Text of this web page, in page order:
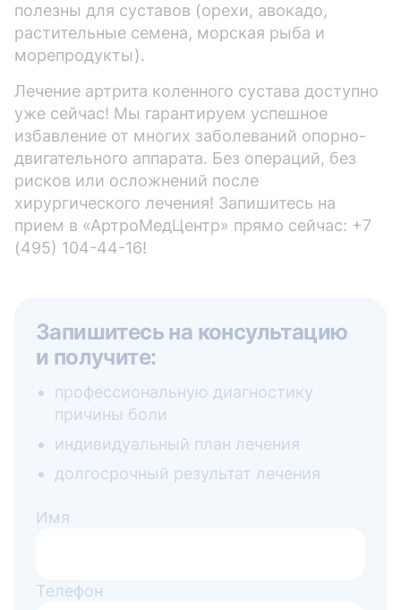
полезны для суставов (орехи, авокадо,
растительные семена, морская рыба и
морепродукты).
Лечение артрита коленного сустава доступно
уже сейчас! Мы гарантируем успешное
избавление от многих заболеваний опорно-
двигательного аппарата. Без операций, без
рисков или осложнений после
хирургического лечения! Запишитесь на
прием в «АртроМедЦентр» прямо сейчас: +7
(495) 104-44-16!
Запишитесь на консультацию
и получите:
профессиональную диагностику
причины боли
индивидуальный план лечения
долгосрочный результат лечения
Имя
Телефон